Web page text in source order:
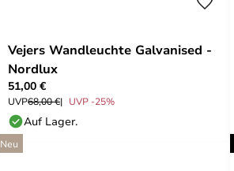
Vejers Wandleuchte Galvanised -
Nordlux
51,00 €
UVP68,00 € UVP -25%
Auf Lager.
Neu